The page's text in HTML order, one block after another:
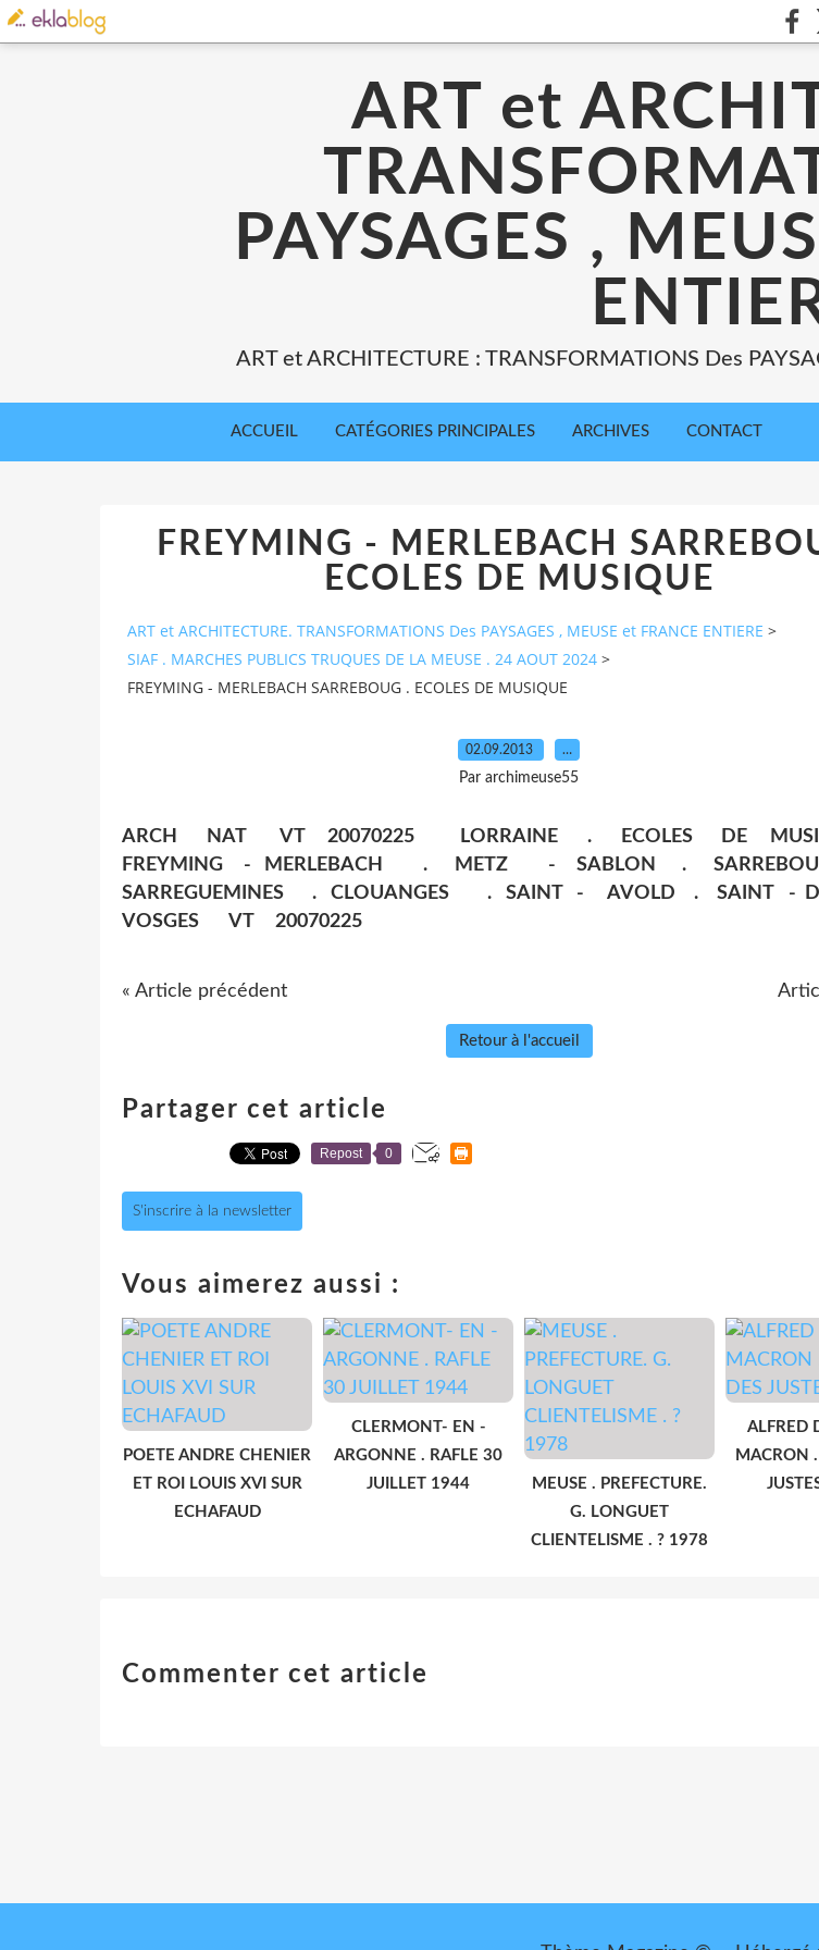
ART et
PAYSAGES ,
ART et ARCHITECTURE : TRANSFORMATIONS Des
ACCUEIL CATÉGORIES PRINCIPALES ARCHIVES CONTACT
FREYMING - MERLEBACH
ECOLES DE MUSIQUE
ART et ARCHITECTURE. TRANSFORMATIONS Des PAYSAGES , MEUSE et FRANCE ENTIERE >
SIAF . MARCHES PUBLICS TRUQUES DE LA MEUSE . 24 AOUT 2024 >
FREYMING - MERLEBACH SARREBOUG . ECOLES DE MUSIQUE
02.09.2013 …
Par archimeuse55
ARCH NAT VT 20070225 LORRAINE . ECOLES DE
FREYMING - MERLEBACH . METZ - SABLON .
SARREGUEMINES . CLOUANGES . SAINT - AVOLD . SAINT -
VOSGES VT 20070225
« Article précédent
Retour à l'accueil
Partager cet article
Repost 0
S'inscrire à la newsletter
Vous aimerez aussi :
POETE ANDRE CHENIER
ET ROI LOUIS XVI SUR
ECHAFAUD
CLERMONT- EN -
ARGONNE . RAFLE 30
JUILLET 1944
MEUSE . PREFECTURE.
G. LONGUET
CLIENTELISME . ? 1978
ALFRED
MACRON
Commenter cet article